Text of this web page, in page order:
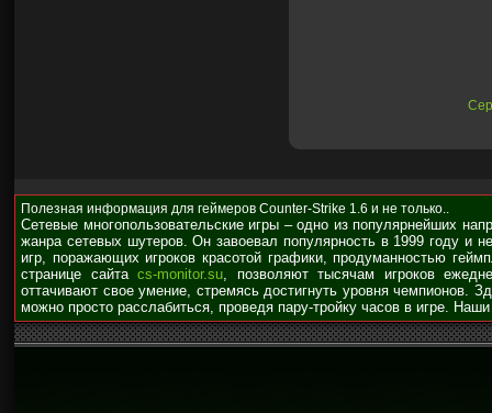
Полезная информация для геймеров Counter-Strike 1.6 и не только..
Сетевые многопользовательские игры – одно из популярнейших
жанра сетевых шутеров. Он завоевал популярность в 1999 году и
игр, поражающих игроков красотой графики, продуманностью
странице сайта cs-monitor.su, позволяют тысячам игроков
оттачивают свое умение, стремясь достигнуть уровня чемпионов.
можно просто расслабиться, проведя пару-тройку часов в игре.